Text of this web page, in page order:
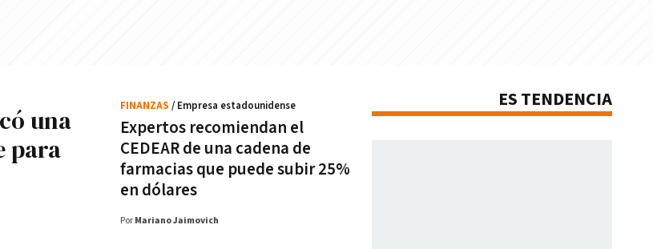
una
para
Expertos recomiendan el
CEDEAR de una cadena de
farmacias que puede subir 25%
en dólares
FINANZAS / Empresa estadounidense
Por Mariano Jaimovich
ES TENDENCIA